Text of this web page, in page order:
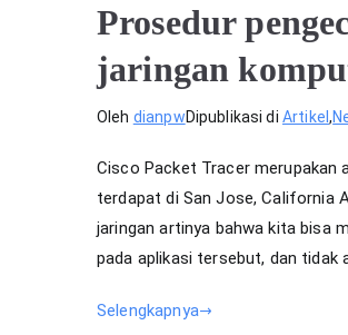
Prosedur
jaringan
Oleh dianpwDipublikasi di Artikel ,
Cisco Packet Tracer merupakan
terdapat di San Jose, California
jaringan artinya bahwa kita bisa
pada aplikasi tersebut, dan tidak
Selengkapnya